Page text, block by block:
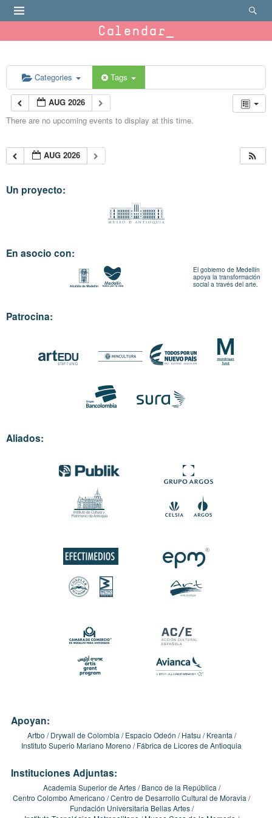
Calendar
Categories Tags
AUG 2026
There are no upcoming events to display at this time.
AUG 2026
Un proyecto:
En asocio con:
El gobierno de Medellín
apoya la transformación
social a través del arte.
Patrocina:
Aliados:
Apoyan:
Artbo Drywall de Colombia Espacio Odeón Hatsu
Kreanta
Instituto Superio Mariano Moreno
Fábrica de Licores de Antioquia
Instituciones Adjuntas:
Academia Superior de Artes
Banco de la República
Centro Colombo Americano Centro de Desarrollo Cultural de Moravia
Fundación Universitaria Bellas Artes